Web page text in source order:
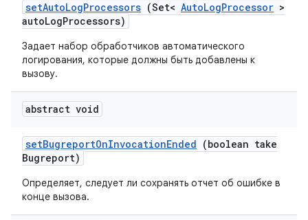
setAutoLogProcessors (Set< AutoLogProcessor >
autoLogProcessors)
Задает набор обработчиков автоматического
логирования, которые должны быть добавлены к
вызову.
abstract void
setBugreportOnInvocationEnded (boolean take
Bugreport)
Определяет, следует ли сохранять отчет об ошибке в
конце вызова.